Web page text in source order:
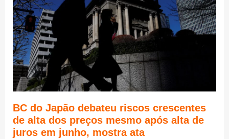
BC do Japão debateu riscos crescentes
de alta dos preços mesmo após alta de
juros em junho, mostra ata